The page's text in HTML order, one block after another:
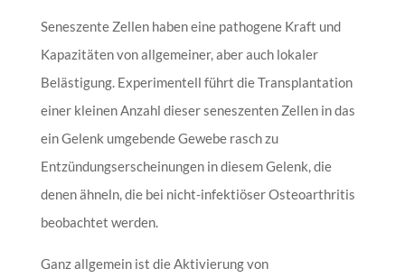
Seneszente Zellen haben eine pathogene Kraft und
Kapazitäten von allgemeiner, aber auch lokaler
Belästigung. Experimentell führt die Transplantation
einer kleinen Anzahl dieser seneszenten Zellen in das
ein Gelenk umgebende Gewebe rasch zu
Entzündungserscheinungen in diesem Gelenk, die
denen ähneln, die bei nicht-infektiöser Osteoarthritis
beobachtet werden.
Ganz allgemein ist die Aktivierung von